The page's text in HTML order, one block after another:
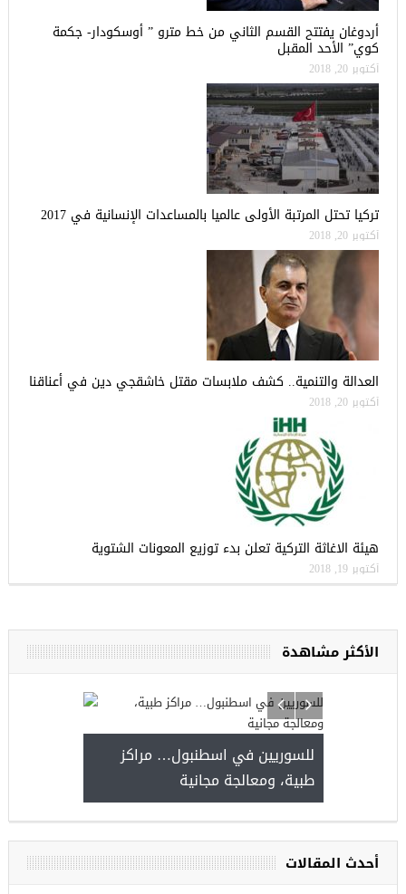
أردوغان يفتتح القسم الثاني من خط مترو ” أوسكودار- جكمة
كوي” الأحد المقبل
أكتوبر 20, 2018
تركيا تحتل المرتبة الأولى عالميا بالمساعدات الإنسانية في 2017
أكتوبر 20, 2018
العدالة والتنمية.. كشف ملابسات مقتل خاشقجي دين في أعناقنا
أكتوبر 20, 2018
هيئة الاغاثة التركية تعلن بدء توزيع المعونات الشتوية
أكتوبر 19, 2018
الأكثر مشاهدة
للسوريين في اسطنبول… مراكز
طبية، ومعالجة مجانية
عمل للسوريين في